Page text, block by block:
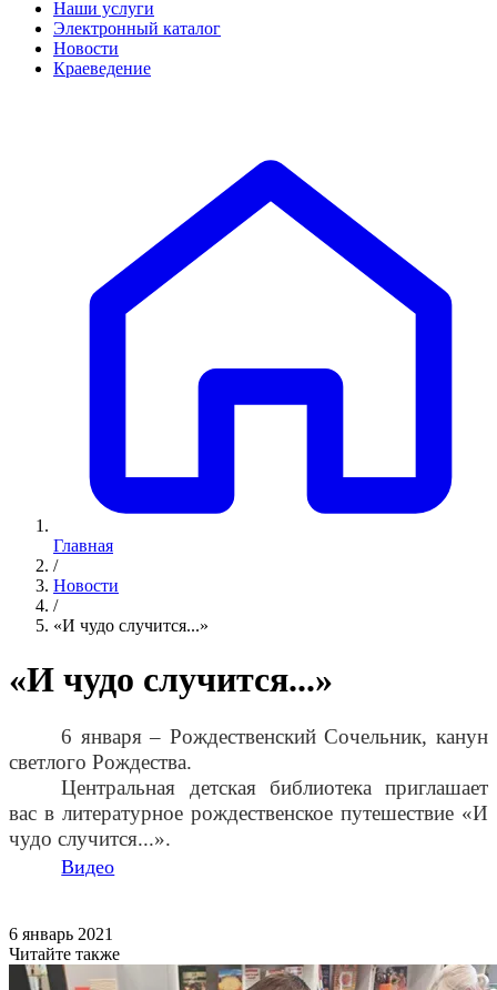
Наши услуги
Электронный каталог
Новости
Краеведение
Главная
/
Новости
/
«И чудо случится...»
«И чудо случится...»
6 января – Рождественский Сочельник, канун
светлого Рождества.
Центральная детская библиотека приглашает
вас в литературное рождественское путешествие «И
чудо случится...».
Видео
6 январь 2021
Читайте также